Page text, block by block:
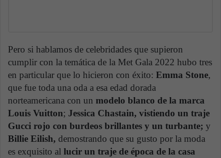
Pero si hablamos de celebridades que supieron
cumplir con la temática de la Met Gala 2022 hubo tres
en particular que lo hicieron con éxito: Emma Stone,
que fue toda una oda a esa edad dorada
norteamericana con un modelo blanco de la marca
Louis Vuitton; Jessica Chastain, vistiendo un traje
Gucci rojo con burdeos brillantes y un turbante; y
Billie Eilish, demostrando que su gusto por la moda
es exquisito al lucir un traje de época de la casa